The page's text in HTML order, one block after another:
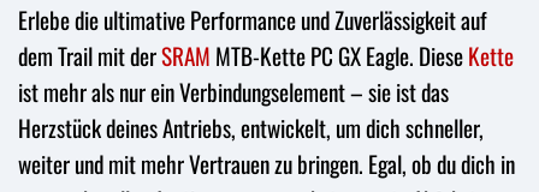
Erlebe die ultimative Performance und Zuverlässigkeit auf
dem Trail mit derSRAM MTB-Kette PC GX Eagle. DieseKette
ist mehr als nur ein Verbindungselement – sie ist das
Herzstück deines Antriebs, entwickelt, um dich schneller,
weiter und mit mehr Vertrauen zu bringen. Egal, ob du dich in